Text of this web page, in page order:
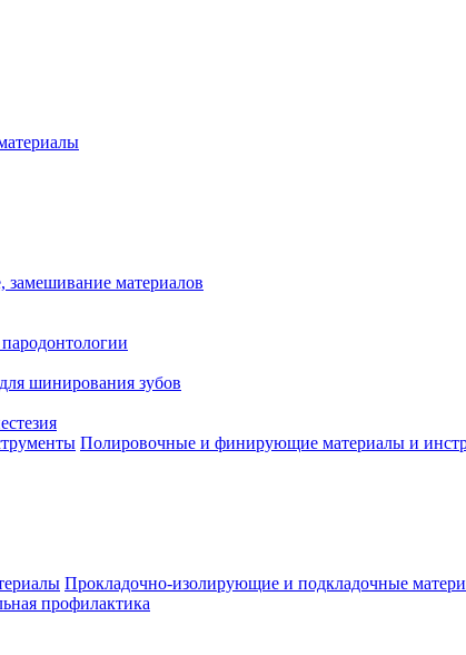
замешивание материалов
шинирования зубов
Полировочные и финирующие материалы и
Прокладочно-изолирующие и подкладочные
профилактика